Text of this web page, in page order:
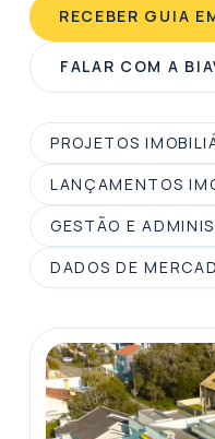
RECEBER GUIA
FALAR COM A
PROJETOS
LANÇAMENTOS
GESTÃO E
DADOS DE